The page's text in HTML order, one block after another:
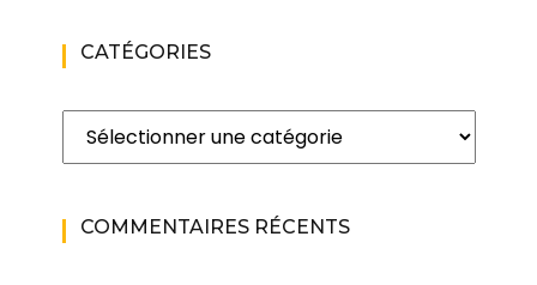
CATÉGORIES
Catégories
COMMENTAIRES RÉCENTS